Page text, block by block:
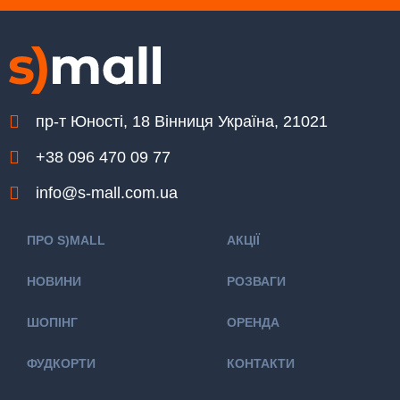
пр-т Юності, 18 Вінниця Україна, 21021
+38 096 470 09 77
info@s-mall.com.ua
ПРО S)MALL
НОВИНИ
ШОПІНГ
ФУДКОРТИ
АКЦІЇ
РОЗВАГИ
ОРЕНДА
КОНТАКТИ